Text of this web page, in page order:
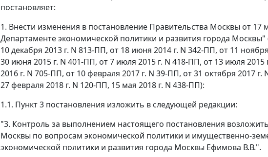
постановляет:
1. Внести изменения в постановление Правительства Москвы от
Департаменте экономической политики и развития города
10 декабря 2013 г. N 813-ПП, от 18 июня 2014 г. N 342-ПП, от 11
30 июня 2015 г. N 401-ПП, от 7 июля 2015 г. N 418-ПП, от 13 июля
2016 г. N 705-ПП, от 10 февраля 2017 г. N 39-ПП, от 31 октября 2017
27 февраля 2018 г. N 120-ПП, 15 мая 2018 г. N 438-ПП):
1.1. Пункт 3 постановления изложить в следующей редакции:
"3. Контроль за выполнением настоящего постановления
Москвы по вопросам экономической политики и имущественно-
экономической политики и развития города Москвы Ефимова В.В.".